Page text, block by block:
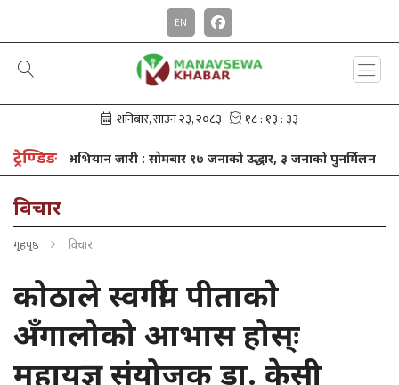
EN
ट्रेण्डिङजारी : साेमबार १७ जनाको उद्धार, ३ जनाको पुनर्मिलन खाजा खर्च
विचार
गृहपृष्ठ विचार
कोठाले स्वर्गीय पीताकोे
अँगालोको आभास होस्ः
महायज्ञ संयोजक डा. केसी